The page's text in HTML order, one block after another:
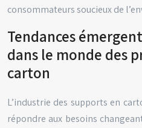
consommateurs soucieux de
Tendances
dans le monde des
carton
L’industrie des supports en
répondre aux besoins